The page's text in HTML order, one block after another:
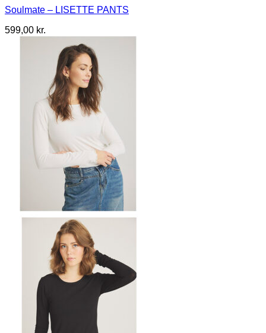
varianter.
kan
Soulmate – LISETTE PANTS
599,00 kr.